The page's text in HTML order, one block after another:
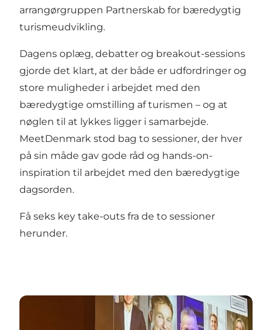
arrangørgruppen Partnerskab for bæredygtig
turismeudvikling.
Dagens oplæg, debatter og breakout-sessions
gjorde det klart, at der både er udfordringer og
store muligheder i arbejdet med den
bæredygtige omstilling af turismen – og at
nøglen til at lykkes ligger i samarbejde.
MeetDenmark stod bag to sessioner, der hver
på sin måde gav gode råd og hands-on-
inspiration til arbejdet med den bæredygtige
dagsorden.
Få seks key take-outs fra de to sessioner
herunder.